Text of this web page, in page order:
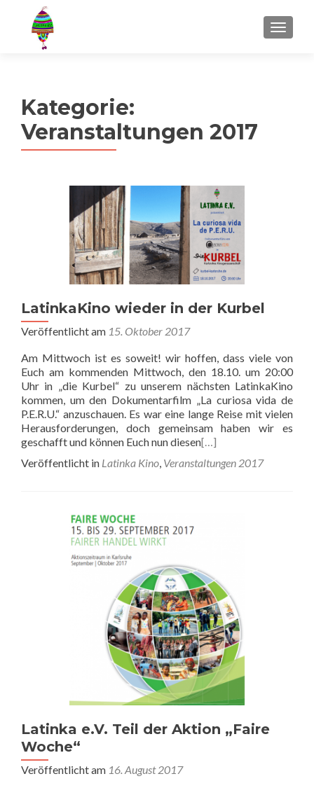
MENU
Kategorie:
Veranstaltungen 2017
LatinkaKino wieder in der Kurbel
Veröffentlicht am 15. Oktober 2017
Am Mittwoch ist es soweit! wir hoffen, dass viele von
Euch am kommenden Mittwoch, den 18.10. um 20:00
Uhr in „die Kurbel“ zu unserem nächsten LatinkaKino
kommen, um den Dokumentarfilm „La curiosa vida de
P.E.R.U.“ anzuschauen. Es war eine lange Reise mit vielen
Herausforderungen, doch gemeinsam haben wir es
geschafft und können Euch nun diesen[…]
Veröffentlicht in Latinka Kino, Veranstaltungen 2017
Latinka e.V. Teil der Aktion „Faire
Woche“
Veröffentlicht am 16. August 2017